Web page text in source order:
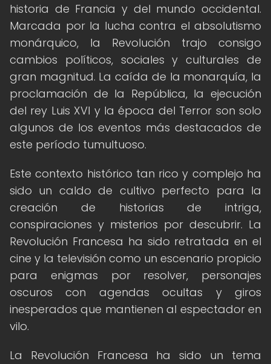
historia de Francia y del mundo occidental.
Marcada por la lucha contra el absolutismo
monárquico, la Revolución trajo consigo
cambios políticos, sociales y culturales de
gran magnitud. La caída de la monarquía, la
proclamación de la República, la ejecución
del rey Luis XVI y la época del Terror son solo
algunos de los eventos más destacados de
este período tumultuoso.
Este contexto histórico tan rico y complejo ha
sido un caldo de cultivo perfecto para la
creación de historias de intriga,
conspiraciones y misterios por descubrir. La
Revolución Francesa ha sido retratada en el
cine y la televisión como un escenario propicio
para enigmas por resolver, personajes
oscuros con agendas ocultas y giros
inesperados que mantienen al espectador en
vilo.
La Revolución Francesa ha sido un tema